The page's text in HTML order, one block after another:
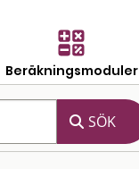
Beräkningsmoduler